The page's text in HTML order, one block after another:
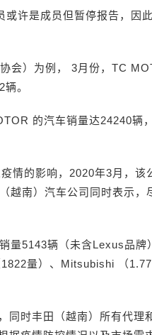
许是成员但暂停报告，因
会）为例， 3月份，TC
。
的汽车销量达24240辆
情的影响，2020年3月，该
越南）汽车公司同时表示，
量5143辆（未含Lexus品牌
量）、Mitsubishi （
同时丰田（越南）所有代理